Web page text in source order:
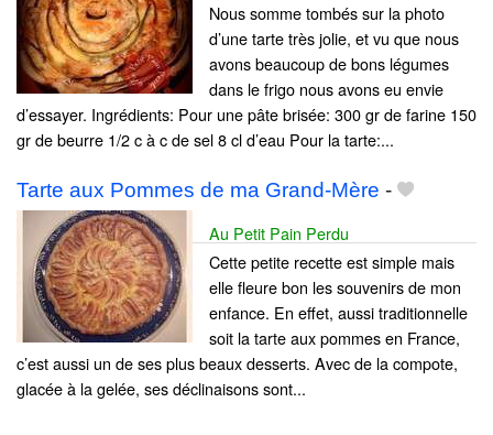
Nous somme tombés sur la photo
d’une tarte très jolie, et vu que nous
avons beaucoup de bons légumes
dans le frigo nous avons eu envie
d’essayer. Ingrédients: Pour une pâte brisée: 300 gr de farine 150
gr de beurre 1/2 c à c de sel 8 cl d’eau Pour la tarte:...
Tarte aux Pommes de ma Grand-Mère -
Au Petit Pain Perdu
Cette petite recette est simple mais
elle fleure bon les souvenirs de mon
enfance. En effet, aussi traditionnelle
soit la tarte aux pommes en France,
c’est aussi un de ses plus beaux desserts. Avec de la compote,
glacée à la gelée, ses déclinaisons sont...